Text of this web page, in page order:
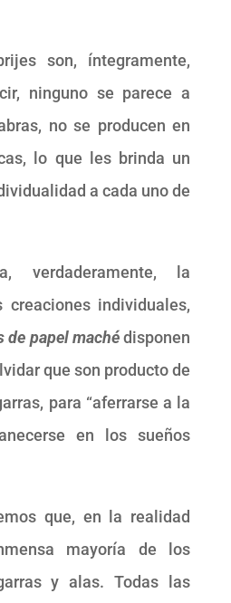
son, íntegramente,
ninguno se parece a
no se producen en
lo que les brinda un
a cada uno de
verdaderamente, la
individuales,
de papel machédisponen
que son producto de
para “aferrarse a la
en los sueños
que, en la realidad
mayoría de los
y alas. Todas las